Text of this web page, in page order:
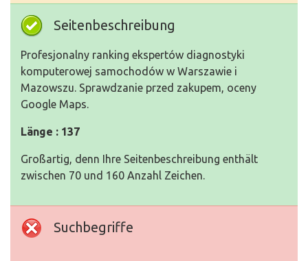
Seitenbeschreibung
Profesjonalny ranking ekspertów diagnostyki
komputerowej samochodów w Warszawie i
Mazowszu. Sprawdzanie przed zakupem, oceny
Google Maps.
Länge : 137
Großartig, denn Ihre Seitenbeschreibung enthält
zwischen 70 und 160 Anzahl Zeichen.
Suchbegriffe